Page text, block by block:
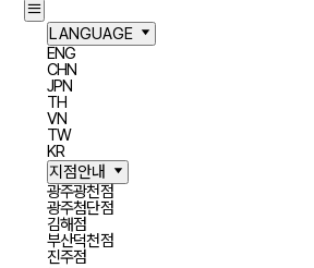
LANGUAGE
ENG
CHN
JPN
TH
VN
TW
KR
지점안내
광주광천점
광주첨단점
김해점
부산덕천점
진주점